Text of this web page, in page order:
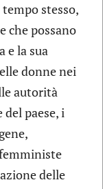
stesso,
che possano
e la sua
donne nei
autorità
paese, i
delle